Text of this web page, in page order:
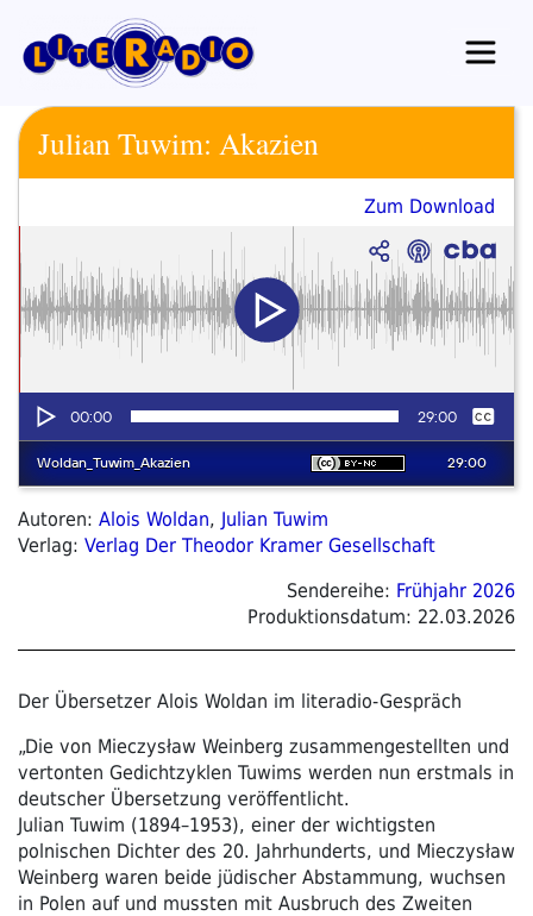
Inhalt
springen
Julian Tuwim: Akazien
Zum Download
Autoren: Alois Woldan, Julian Tuwim
Verlag: Verlag Der Theodor Kramer Gesellschaft
Sendereihe: Frühjahr 2026
Produktionsdatum: 22.03.2026
Der Übersetzer Alois Woldan im literadio-Gespräch
„Die von Mieczysław Weinberg zusammengestellten und
vertonten Gedichtzyklen Tuwims werden nun erstmals in
deutscher Übersetzung veröffentlicht.
Julian Tuwim (1894–1953), einer der wichtigsten
polnischen Dichter des 20. Jahrhunderts, und Mieczysław
Weinberg waren beide jüdischer Abstammung, wuchsen
in Polen auf und mussten mit Ausbruch des Zweiten